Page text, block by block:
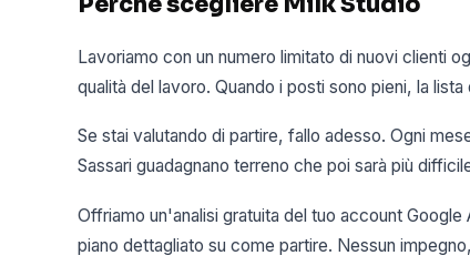
Lavoriamo con un numero limitato di nuovi clienti
qualità del lavoro. Quando i posti sono pieni, la
Se stai valutando di partire, fallo adesso. Ogni
Sassari guadagnano terreno che poi sarà più
Offriamo un'analisi gratuita del tuo account
piano dettagliato su come partire. Nessun